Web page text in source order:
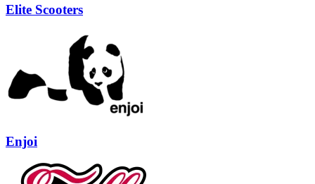
Elite Scooters
Enjoi